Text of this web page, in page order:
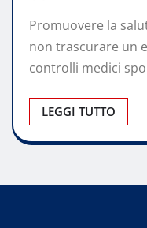
Promuovere la
non trascurare un
controlli medici
LEGGI TUTTO